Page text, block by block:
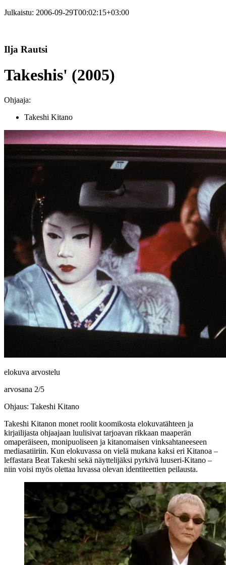
Julkaistu: 2006-09-29T00:02:15+03:00
Ilja Rautsi
Takeshis' (2005)
Ohjaaja:
Takeshi Kitano
elokuva arvostelu
arvosana 2/5
Ohjaus: Takeshi Kitano
Takeshi Kitanon monet roolit koomikosta elokuvatähteen ja
kirjailijasta ohjaajaan luulisivat tarjoavan rikkaan maaperän
omaperäiseen, monipuoliseen ja kitanomaisen vinksahtaneeseen
mediasatiiriin. Kun elokuvassa on vielä mukana kaksi eri Kitanoa –
leffastara Beat Takeshi sekä näyttelijäksi pyrkivä luuseri-Kitano –
niin voisi myös olettaa luvassa olevan identiteettien peilausta.